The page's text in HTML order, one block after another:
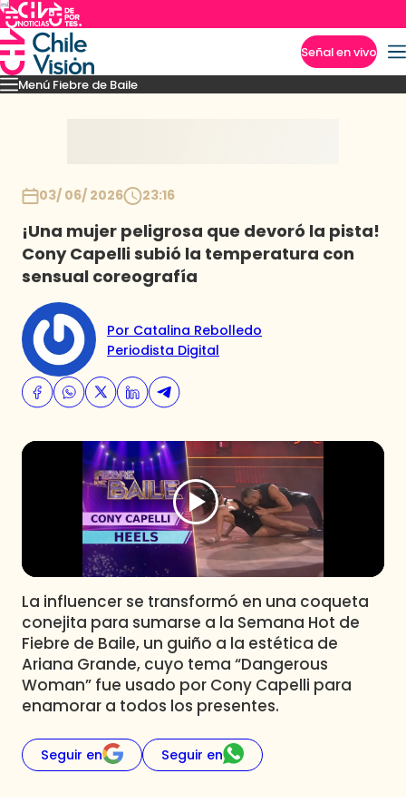
Señal en vivo
Menú Fiebre de Baile
Mejores MomentosPresentacionesEl VAR-After del baile
03/ 06/ 2026 23:16
¡Una mujer peligrosa que devoró la pista!
Cony Capelli subió la temperatura con
sensual coreografía
Por Catalina Rebolledo
Periodista Digital
La influencer se transformó en una coqueta
conejita para sumarse a la Semana Hot de
Fiebre de Baile, un guiño a la estética de
Ariana Grande, cuyo tema “Dangerous
Woman” fue usado por Cony Capelli para
enamorar a todos los presentes.
Seguir en Seguir en
Imperdibles
Club De La Comedia
Contigo en Directo
Plan Perfecto
El Tiempo
Sabingo
Todos Los Programas